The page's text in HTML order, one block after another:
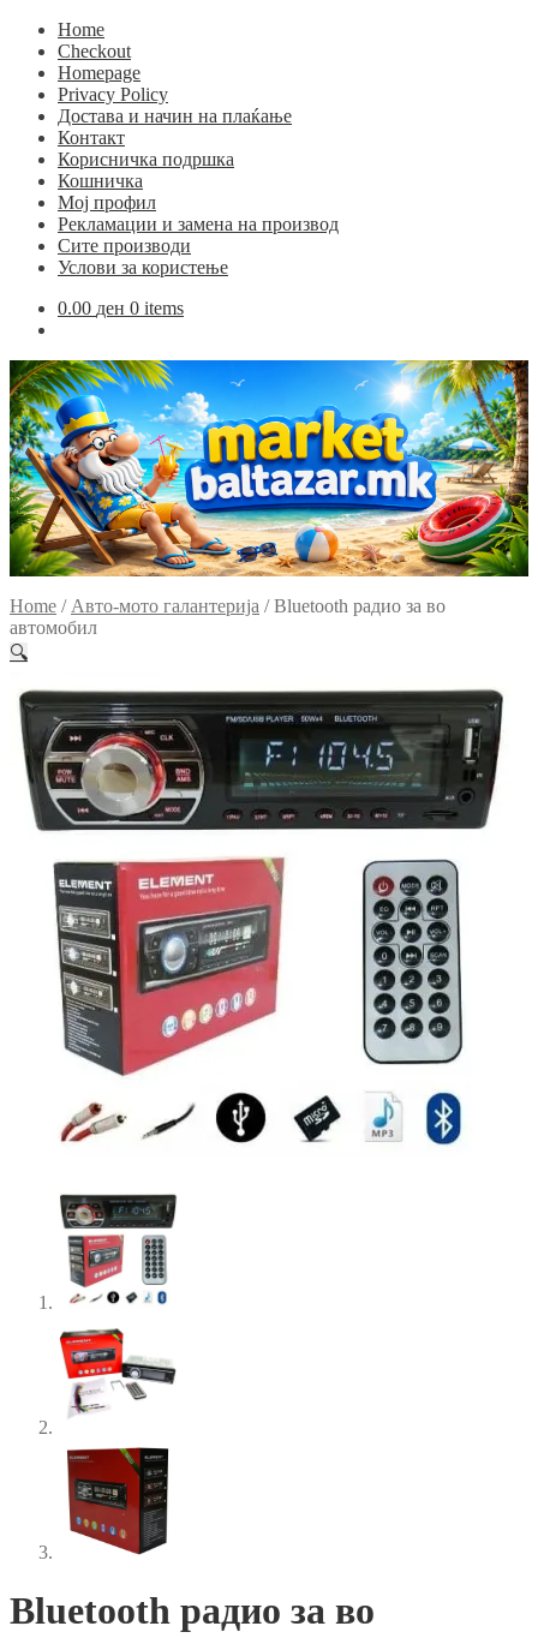
Home
Checkout
Homepage
Privacy Policy
Достава и начин на плаќање
Контакт
Корисничка подршка
Кошничка
Мој профил
Рекламации и замена на производ
Сите производи
Услови за користење
0.00 ден 0 items
Home / Авто-мото галантерија /Bluetooth радио за во
автомобил
🔍
Bluetooth радио за во